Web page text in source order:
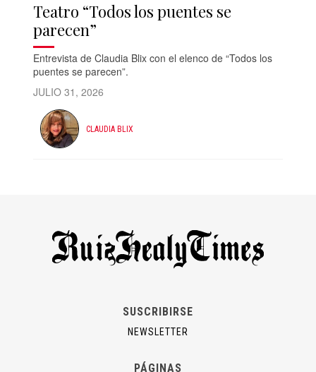
Teatro “Todos los puentes se
parecen”
Entrevista de Claudia Blix con el elenco de “Todos los
puentes se parecen”.
JULIO 31, 2026
CLAUDIA BLIX
SUSCRIBIRSE
NEWSLETTER
PÁGINAS